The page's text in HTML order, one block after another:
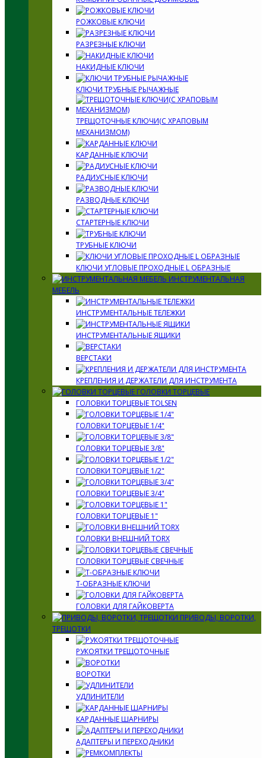
РОЖКОВЫЕ КЛЮЧИ
РАЗРЕЗНЫЕ КЛЮЧИ
НАКИДНЫЕ КЛЮЧИ
КЛЮЧИ ТРУБНЫЕ РЫЧАЖНЫЕ
ТРЕЩОТОЧНЫЕ КЛЮЧИ(С ХРАПОВЫМ
МЕХАНИЗМОМ)
КАРДАННЫЕ КЛЮЧИ
РАДИУСНЫЕ КЛЮЧИ
РАЗВОДНЫЕ КЛЮЧИ
СТАРТЕРНЫЕ КЛЮЧИ
ТРУБНЫЕ КЛЮЧИ
КЛЮЧИ УГЛОВЫЕ ПРОХОДНЫЕ L ОБРАЗНЫЕ
ИНСТРУМЕНТАЛЬНАЯ
МЕБЕЛЬ
ИНСТРУМЕНТАЛЬНЫЕ ТЕЛЕЖКИ
ИНСТРУМЕНТАЛЬНЫЕ ЯЩИКИ
ВЕРСТАКИ
КРЕПЛЕНИЯ И ДЕРЖАТЕЛИ ДЛЯ ИНСТРУМЕНТА
ГОЛОВКИ ТОРЦЕВЫЕ
ГОЛОВКИ ТОРЦЕВЫЕ TOLSEN
ГОЛОВКИ ТОРЦЕВЫЕ 1/4"
ГОЛОВКИ ТОРЦЕВЫЕ 3/8"
ГОЛОВКИ ТОРЦЕВЫЕ 1/2"
ГОЛОВКИ ТОРЦЕВЫЕ 3/4"
ГОЛОВКИ ТОРЦЕВЫЕ 1"
ГОЛОВКИ ВНЕШНИЙ TORX
ГОЛОВКИ ТОРЦЕВЫЕ СВЕЧНЫЕ
Т-ОБРАЗНЫЕ КЛЮЧИ
ГОЛОВКИ ДЛЯ ГАЙКОВЕРТА
ПРИВОДЫ, ВОРОТКИ,
ТРЕЩОТКИ
РУКОЯТКИ ТРЕЩОТОЧНЫЕ
ВОРОТКИ
УДЛИНИТЕЛИ
КАРДАННЫЕ ШАРНИРЫ
АДАПТЕРЫ И ПЕРЕХОДНИКИ